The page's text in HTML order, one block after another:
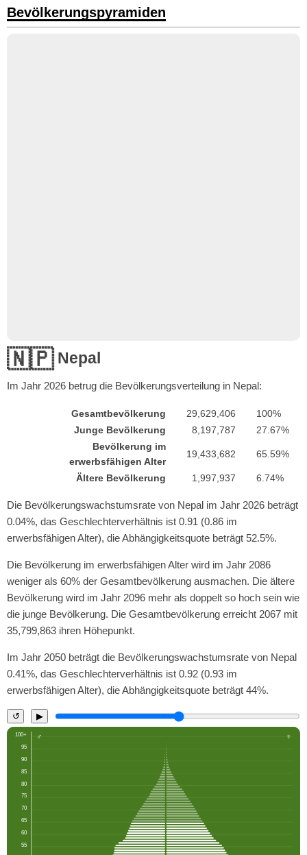
Bevölkerungspyramiden
🇳🇵Nepal
Im Jahr 2026 betrug die Bevölkerungsverteilung in Nepal:
Gesamtbevölkerung 29,629,406
100%
Junge Bevölkerung
8,197,787
27.67%
Bevölkerung im
erwerbsfähigen Alter
19,433,682 65.59%
Ältere Bevölkerung 1,997,937 6.74%
Die Bevölkerungswachstumsrate von Nepal im Jahr 2026 beträgt
0.04%, das Geschlechterverhältnis ist 0.91 (0.86 im
erwerbsfähigen Alter), die Abhängigkeitsquote beträgt 52.5%.
Die Bevölkerung im erwerbsfähigen Alter wird im Jahr 2086
weniger als 60% der Gesamtbevölkerung ausmachen. Die ältere
Bevölkerung wird im Jahr 2096 mehr als doppelt so hoch sein wie
die junge Bevölkerung. Die Gesamtbevölkerung erreicht 2067 mit
35,799,863 ihren Höhepunkt.
Im Jahr 2050 beträgt die Bevölkerungswachstumsrate von Nepal
0.41%, das Geschlechterverhältnis ist 0.92 (0.93 im
erwerbsfähigen Alter), die Abhängigkeitsquote beträgt 44%.
↺ ▶